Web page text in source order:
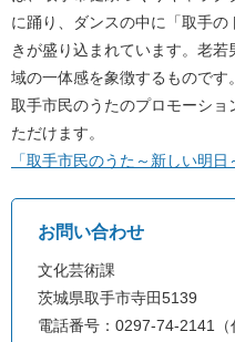
に踊り、ダンスの中に「取手
きが盛り込まれています。老
域の一体感を象徴するものです。
取手市民のうたのプロモーシ
ただけます。
「取手市民のうた～新しい明
お問い合わせ
文化芸術課
茨城県取手市寺田5139
電話番号：0297-74-2141（